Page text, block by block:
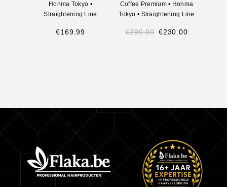
Honma Tokyo •
Straightening Line
€169.99
Coffee Premium• Honma
Tokyo • Straightening Line
€290.00 €230.00